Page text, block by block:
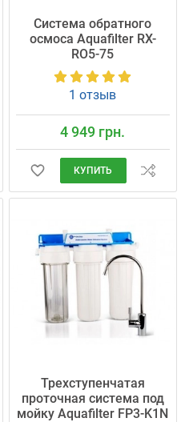
Система обратного
осмоса Aquafilter RX-
RO5-75
1 отзыв
4 949 грн.
КУПИТЬ
Трехступенчатая
проточная система под
мойку Aquafilter FP3-K1N